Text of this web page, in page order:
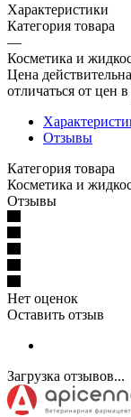
Характеристики
Категория товара
—
Косметика и
Цена
отличаться от цен
Отзывы
Категория товара
Косметика и
Отзывы
Нет оценок
Оставить отзыв
Загрузка отзывов...